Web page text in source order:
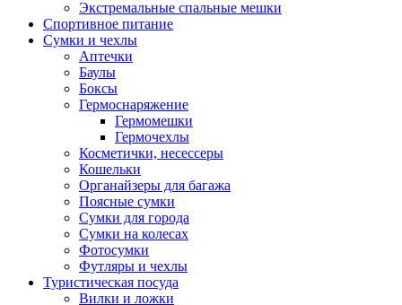
Экстремальные спальные мешки
Спортивное питание
Сумки и чехлы
Аптечки
Баулы
Боксы
Гермоснаряжение
Гермомешки
Гермочехлы
Косметички, несессеры
Кошельки
Органайзеры для багажа
Поясные сумки
Сумки для города
Сумки на колесах
Фотосумки
Футляры и чехлы
Туристическая посуда
Вилки и ложки